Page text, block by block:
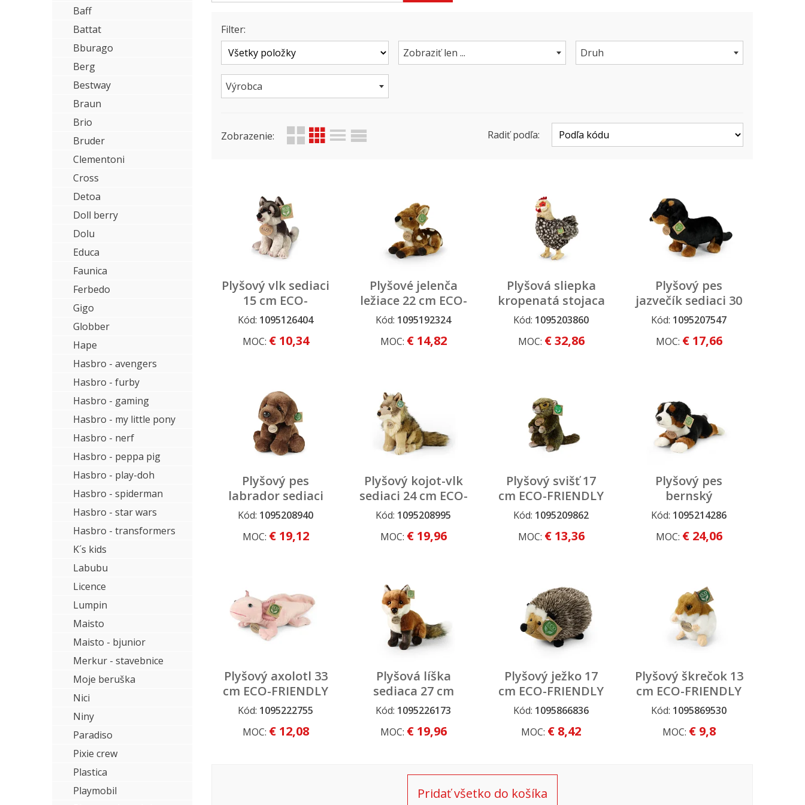
Baff
Battat
Bburago
Berg
Bestway
Braun
Brio
Bruder
Clementoni
Cross
Detoa
Doll berry
Dolu
Educa
Faunica
Ferbedo
Gigo
Globber
Hape
Hasbro - avengers
Hasbro - furby
Hasbro - gaming
Hasbro - my little pony
Hasbro - nerf
Hasbro - peppa pig
Hasbro - play-doh
Hasbro - spiderman
Hasbro - star wars
Hasbro - transformers
K´s kids
Labubu
Licence
Lumpin
Maisto
Maisto - bjunior
Merkur - stavebnice
Moje beruška
Nici
Niny
Paradiso
Pixie crew
Plastica
Playmobil
Filter:
Zobraziť len ...
Druh
Výrobca
Zobrazenie: Radiť podľa:
Plyšový vlk sediaci
15 cm ECO-
FRIENDLY
Kód: 1095126404
MOC: € 10,34
Plyšové jelenča
ležiace 22 cm ECO-
FRIENDLY
Kód: 1095192324
MOC: € 14,82
Plyšová sliepka
kropenatá stojaca
33 cm s vajcom
Kód: 1095203860
MOC: € 32,86
Plyšový pes
jazvečík sediaci 30
cm ECO-FRIENDLY
Kód: 1095207547
MOC: € 17,66
Plyšový pes
labrador sediaci
26 cm ECO-
Kód: 1095208940
MOC: € 19,12
Plyšový kojot-vlk
sediaci 24 cm ECO-
FRIENDLY
Kód: 1095208995
MOC: € 19,96
Plyšový svišť 17
cm ECO-FRIENDLY
Kód: 1095209862
MOC: € 13,36
Plyšový pes
bernský
salašnícky ležiaci
FRIENDLY
Kód: 1095214286
MOC: € 24,06
Plyšový axolotl 33
cm ECO-FRIENDLY
Kód: 1095222755
MOC: € 12,08
Plyšová líška
sediaca 27 cm
ECO-FRIENDLY
Kód: 1095226173
MOC: € 19,96
Plyšový ježko 17
cm ECO-FRIENDLY
Kód: 1095866836
MOC: € 8,42
Plyšový škrečok 13
cm ECO-FRIENDLY
Kód: 1095869530
MOC: € 9,8
Pridať všetko do košíka